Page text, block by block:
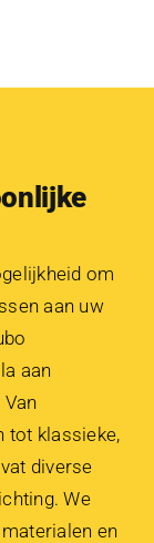
om
aan uw
aan
tot klassieke,
diverse
We
en